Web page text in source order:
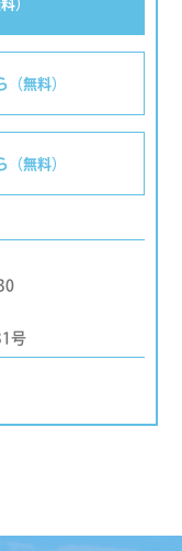
）
（無料）
（無料）
号